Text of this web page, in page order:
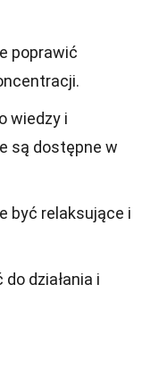
poprawić
wiedzy i
są dostępne w
być relaksujące i
działania i